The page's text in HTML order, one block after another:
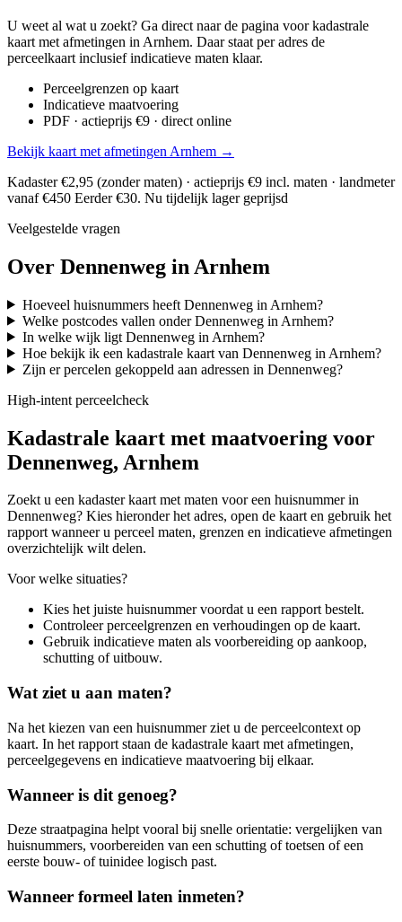
U weet al wat u zoekt? Ga direct naar de pagina voor kadastrale
kaart met afmetingen in Arnhem. Daar staat per adres de
perceelkaart inclusief indicatieve maten klaar.
Perceelgrenzen op kaart
Indicatieve maatvoering
PDF · actieprijs €9 · direct online
Bekijk kaart met afmetingen Arnhem →
Kadaster €2,95 (zonder maten) · actieprijs €9 incl. maten · landmeter
vanaf €450 Eerder €30. Nu tijdelijk lager geprijsd
Veelgestelde vragen
Over Dennenweg in Arnhem
Hoeveel huisnummers heeft Dennenweg in Arnhem?
Welke postcodes vallen onder Dennenweg in Arnhem?
In welke wijk ligt Dennenweg in Arnhem?
Hoe bekijk ik een kadastrale kaart van Dennenweg in Arnhem?
Zijn er percelen gekoppeld aan adressen in Dennenweg?
High-intent perceelcheck
Kadastrale kaart met maatvoering voor
Dennenweg, Arnhem
Zoekt u een kadaster kaart met maten voor een huisnummer in
Dennenweg? Kies hieronder het adres, open de kaart en gebruik het
rapport wanneer u perceel maten, grenzen en indicatieve afmetingen
overzichtelijk wilt delen.
Voor welke situaties?
Kies het juiste huisnummer voordat u een rapport bestelt.
Controleer perceelgrenzen en verhoudingen op de kaart.
Gebruik indicatieve maten als voorbereiding op aankoop,
schutting of uitbouw.
Wat ziet u aan maten?
Na het kiezen van een huisnummer ziet u de perceelcontext op
kaart. In het rapport staan de kadastrale kaart met afmetingen,
perceelgegevens en indicatieve maatvoering bij elkaar.
Wanneer is dit genoeg?
Deze straatpagina helpt vooral bij snelle orientatie: vergelijken van
huisnummers, voorbereiden van een schutting of toetsen of een
eerste bouw- of tuinidee logisch past.
Wanneer formeel laten inmeten?